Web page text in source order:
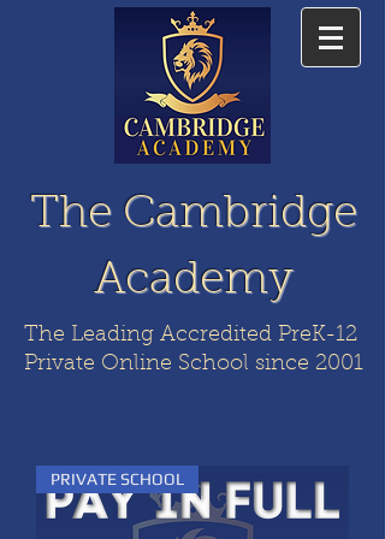
The Cambridge
Academy
The Leading Accredited PreK-12
Private Online School since 2001
PRIVATE SCHOOL